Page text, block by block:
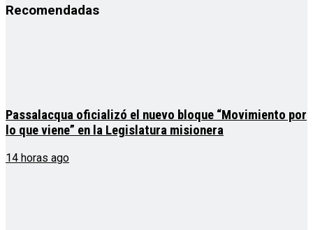
Recomendadas
Passalacqua oficializó el nuevo bloque “Movimiento por
lo que viene” en la Legislatura misionera
14 horas ago